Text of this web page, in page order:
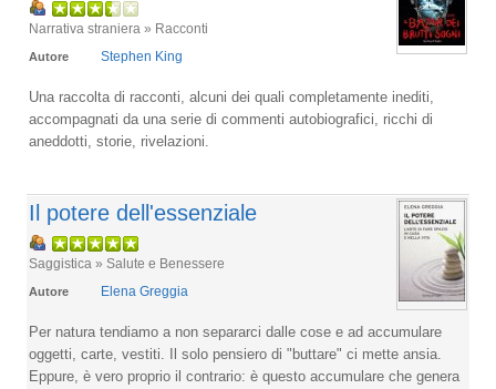
Narrativa straniera » Racconti
Autore Stephen King
Una raccolta di racconti, alcuni dei quali completamente inediti,
accompagnati da una serie di commenti autobiografici, ricchi di
aneddotti, storie, rivelazioni.
Il potere dell'essenziale
Saggistica » Salute e Benessere
Autore Elena Greggia
Per natura tendiamo a non separarci dalle cose e ad accumulare
oggetti, carte, vestiti. Il solo pensiero di "buttare" ci mette ansia.
Eppure, è vero proprio il contrario: è questo accumulare che genera